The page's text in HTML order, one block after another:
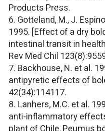
Products Press.
6. Gotteland, M., J.
1995. [Effect of a dry
intestinal transit in
Rev Med Chil
7. Backhouse, N. et al.
antipyretic effects of
42(34):114117.
8. Lanhers, M.C. et al.
anti-inflammatory